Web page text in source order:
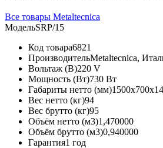
Все товары Metaltecnica
МодельSRP/15
Код товара6821
ПроизводительMetaltecnica,
Вольтаж (В)220 V
Мощность (Вт)730 Вт
Габариты нетто (мм)
Вес нетто (кг)94
Вес брутто (кг)95
Объём нетто (м3)1,470000
Объём брутто (м3)0,940000
Гарантия1 год